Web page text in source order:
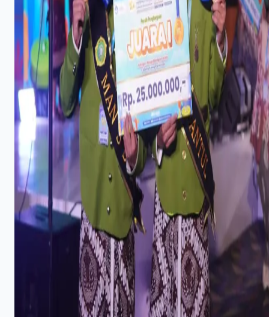
Harmonisasi Tradisi dan Modernitas Warnai Gagasan
Penguatan Pesantren di Sumatera Barat
25 November 2025
4
Kinerja Komunikasi Direktorat PAI Menguat, Publik
Apresiasi Program Pendidikan Agama Islam
30 Desember 2025
5
MAN 3 Bantul Sabet Medali Emas FIKSI 2025
1 November 2025
Tag Populer
#LAZISNUDepok ##MuslimatNU # #NUCareDepok
##RohisIndonesia # 2025